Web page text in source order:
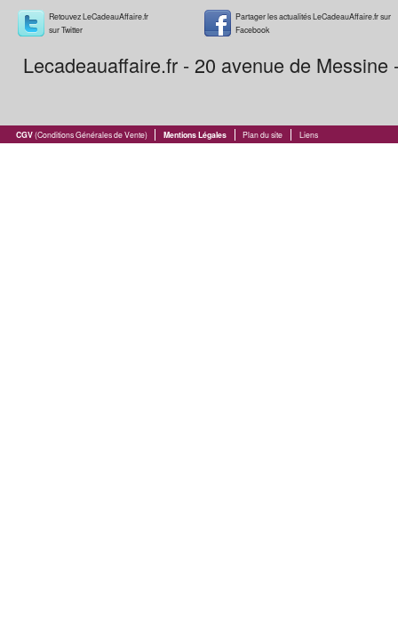
Retouvez LeCadeauAffaire.fr
sur Twitter
Partager les actualités LeCadeauAffaire.fr sur
Facebook
Lecadeauaffaire.fr - 20 avenue de
CGV(Conditions Générales de Vente) Mentions Légales Plan du site Liens